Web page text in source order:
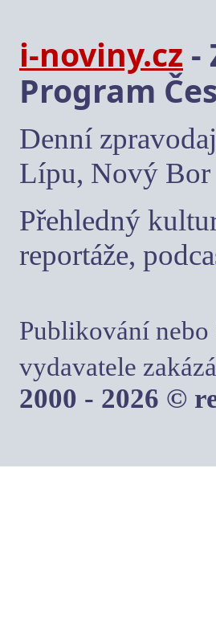
i-noviny.cz -
Program
Denní
Lípu, Nový Bor
Přehledný
reportáže,
Publikování nebo
vydavatele
2000 - 2026 ©